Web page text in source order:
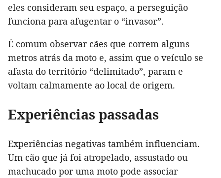
eles consideram seu espaço, a perseguição
funciona para afugentar o “invasor”.
É comum observar cães que correm alguns
metros atrás da moto e, assim que o veículo se
afasta do território “delimitado”, param e
voltam calmamente ao local de origem.
Experiências passadas
Experiências negativas também influenciam.
Um cão que já foi atropelado, assustado ou
machucado por uma moto pode associar